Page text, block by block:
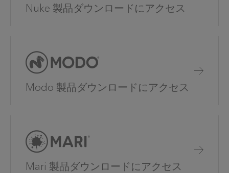
Nuke 製品ダウンロードにアクセス
Modo 製品ダウンロードにアクセス
Mari 製品ダウンロードにアクセス